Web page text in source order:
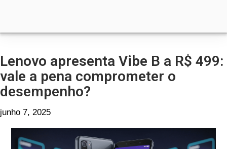
Lenovo apresenta Vibe B a R$ 499:
vale a pena comprometer o
desempenho?
junho 7, 2025